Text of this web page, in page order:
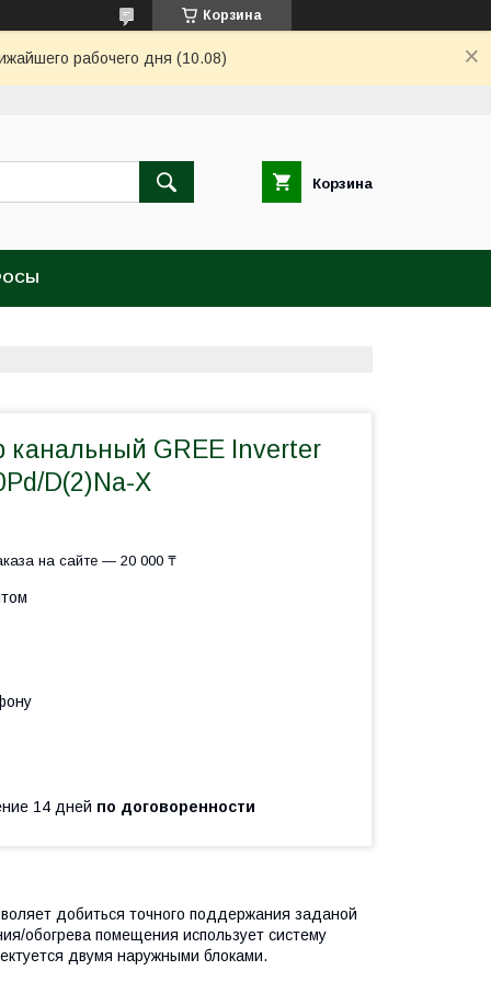
Корзина
рабочего дня (10.08)
Корзина
канальный GREE Inverter
D(2)Na-X
на сайте — 20 000 ₸
14 дней по договоренности
добиться точного поддержания заданой
обогрева помещения использует систему
двумя наружными блоками.